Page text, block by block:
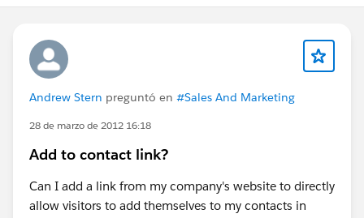
Andrew Stern preguntó en #Sales And Marketing
28 de marzo de 2012 16:18
Add to contact link?
Can I add a link from my company's website to directly
allow visitors to add themselves to my contacts in